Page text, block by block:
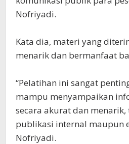
Nofriyadi.
Kata dia, materi yang
menarik dan bermanfaat
“Pelatihan ini sangat
mampu menyampaikan
secara akurat dan
publikasi internal maupun
Nofriyadi.